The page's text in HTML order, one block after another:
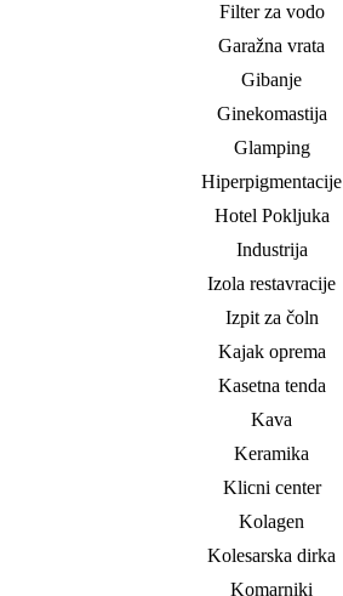
Filter za vodo
Garažna vrata
Gibanje
Ginekomastija
Glamping
Hiperpigmentacije
Hotel Pokljuka
Industrija
Izola restavracije
Izpit za čoln
Kajak oprema
Kasetna tenda
Kava
Keramika
Klicni center
Kolagen
Kolesarska dirka
Komarniki